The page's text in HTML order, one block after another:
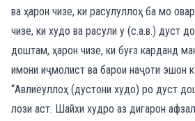
ва ҳарон чизе, ки расулуллоҳ ба мо
чизе, ки худо ва расули у (с.а.в.) дуст
доштам, ҳарон чизе, ки буғз карданд
имони иҷмолист ва барои наҷоти эшон
“Авлиёуллоҳ (дустони худо) ро дуст
лози аст. Шайхи худро аз дигарон